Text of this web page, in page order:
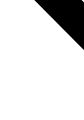
Marc
Buchtipps